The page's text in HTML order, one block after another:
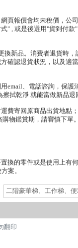
頁報價會均未稅價，公
" , 或是後選用"貨到付款"
換新品。消費者退貨時
確認退貨狀況，以及適
email、電話諮詢，保護
拭乾淨 就能當做新品退
費寄回原商品出貨地點；
物鑑賞期，請審慎下單
換的零件或是使用上有
二階豪華梯、工作梯、
翻印